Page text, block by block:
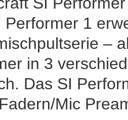
Performer 1
–
in 3
Das SI
Mic